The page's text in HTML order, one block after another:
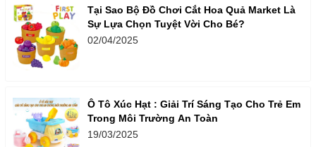
Tại Sao Bộ Đồ Chơi Cắt Hoa Quả Market Là
Sự Lựa Chọn Tuyệt Vời Cho Bé?
02/04/2025
Ô Tô Xúc Hạt : Giải Trí Sáng Tạo Cho Trẻ Em
Trong Môi Trường An Toàn
19/03/2025